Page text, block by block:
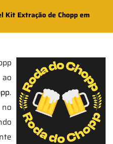
Kit Extração de Chopp em
.